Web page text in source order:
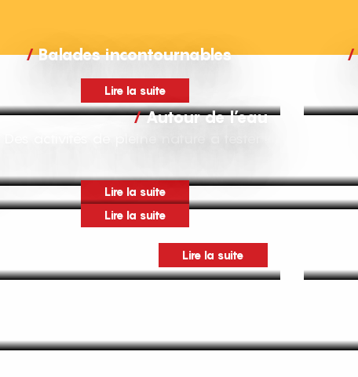
Balades incontournables
Lire la suite
Lire la suite
Lire la suite
Autour de l’eau
Lire la suite